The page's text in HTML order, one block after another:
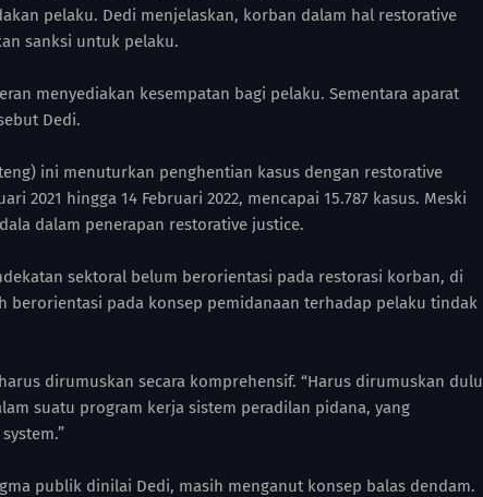
pelaku. Dedi menjelaskan, korban dalam hal restorative
sanksi untuk pelaku.
menyediakan kesempatan bagi pelaku. Sementara aparat
Dedi.
ini menuturkan penghentian kasus dengan restorative
2021 hingga 14 Februari 2022, mencapai 15.787 kasus. Meski
dalam penerapan restorative justice.
sektoral belum berorientasi pada restorasi korban, di
berorientasi pada konsep pemidanaan terhadap pelaku tindak
dirumuskan secara komprehensif. “Harus dirumuskan dulu
suatu program kerja sistem peradilan pidana, yang
publik dinilai Dedi, masih menganut konsep balas dendam.